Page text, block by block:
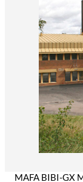
MAFA BIBI-GX